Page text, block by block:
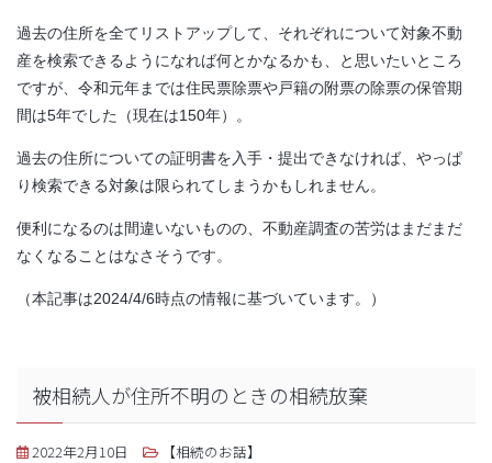
過去の住所を全てリストアップして、それぞれについて対象不動
産を検索できるようになれば何とかなるかも、と思いたいところ
ですが、令和元年までは住民票除票や戸籍の附票の除票の保管期
間は5年でした（現在は150年）。
過去の住所についての証明書を入手・提出できなければ、やっぱ
り検索できる対象は限られてしまうかもしれません。
便利になるのは間違いないものの、不動産調査の苦労はまだまだ
なくなることはなさそうです。
（本記事は2024/4/6時点の情報に基づいています。）
被相続人が住所不明のときの相続放棄
2022年2月10日 【相続のお話】